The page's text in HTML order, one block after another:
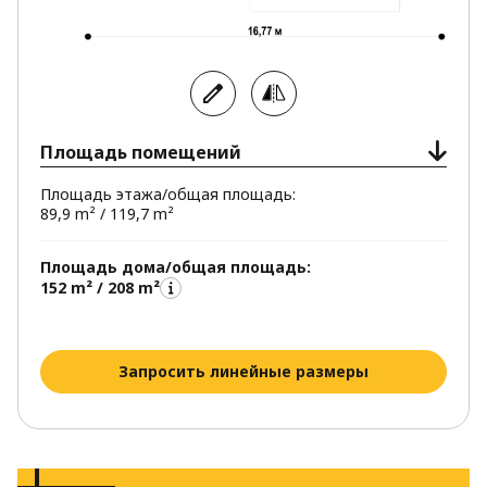
Площадь помещений
Площадь этажа/общая площадь:
89,9 m² / 119,7 m²
Площадь дома/общая площадь:
152 m² / 208 m²
Запросить линейные размеры